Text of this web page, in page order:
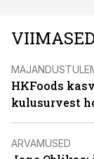
HKFoods
kulusurvest
ARVAMUSED